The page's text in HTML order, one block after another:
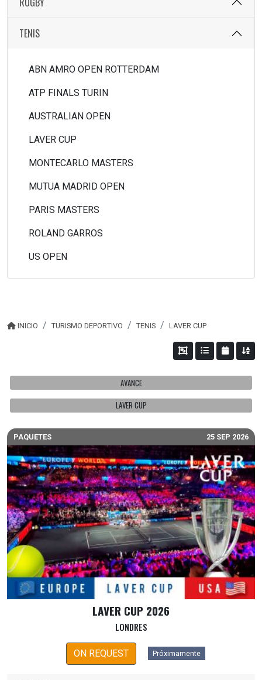
TENIS
ABN AMRO OPEN ROTTERDAM
ATP FINALS TURIN
AUSTRALIAN OPEN
LAVER CUP
MONTECARLO MASTERS
MUTUA MADRID OPEN
PARIS MASTERS
ROLAND GARROS
US OPEN
INICIO TURISMO DEPORTIVO TENIS LAVER CUP
AVANCE
LAVER CUP
PAQUETES 25 SEP 2026
LAVER CUP 2026
LONDRES
ON REQUEST Próximamente